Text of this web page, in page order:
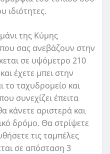
ιδιότητες.
της Κύμης
που σας ανεβάζουν στην
σε υψόμετρο 210
έχετε μπει στην
το ταχυδρομείο και
συνεχίζει έπειτα
κάνετε αριστερά και
δρόμο. Θα στρίψετε
τις ταμπέλες
σε απόσταση 3